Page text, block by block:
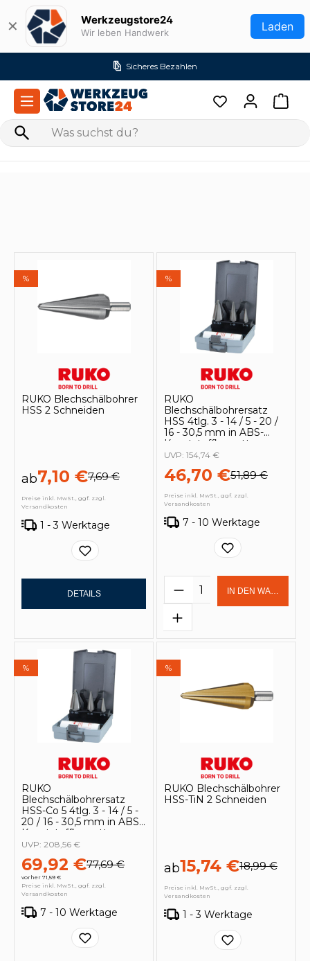
Zum Hauptinhalt springen
✕ Werkzeugstore24
Wir leben Handwerk Laden
%
RUKO Blechschälbohrer
HSS 2 Schneiden
ab7,10 €7,69 €
Preise inkl. MwSt., ggf. zzgl.
Versandkosten
1 - 3 Werktage
DETAILS
%
RUKO
Blechschälbohrersatz
HSS 4tlg. 3 - 14 / 5 - 20 /
16 - 30,5 mm in ABS-
Kunststoffkassette -
101020RO
46,70 €51,89 €
UVP: 154,74 €
Preise inkl. MwSt., ggf. zzgl.
Versandkosten
7 - 10 Werktage
Produkt Anzahl:
IN DEN
%
RUKO
Blechschälbohrersatz
HSS-Co 5 4tlg. 3 - 14 / 5 -
20 / 16 - 30,5 mm in ABS-
Kunststoffkassette -
101020ERO
69,92 €77,69 €
vorher 71,59 €
UVP: 208,56 €
Preise inkl. MwSt., ggf. zzgl.
Versandkosten
7 - 10 Werktage
%
RUKO Blechschälbohrer
HSS-TiN 2 Schneiden
ab15,74 €18,99 €
Preise inkl. MwSt., ggf. zzgl.
Versandkosten
1 - 3 Werktage